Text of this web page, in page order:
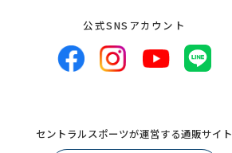
公式SNSアカウント
セントラルスポーツが運営する通販サイト